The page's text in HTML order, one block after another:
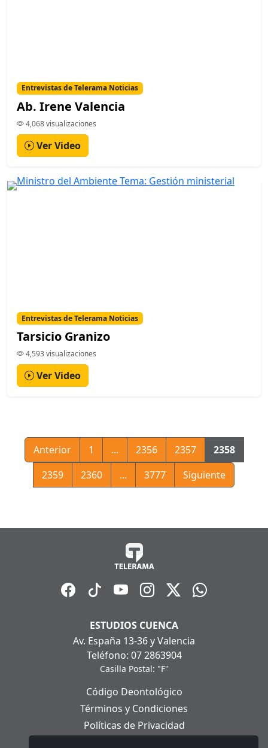
Entrevistas de Telerama Noticias
Ab. Irene Valencia
4,068 visualizaciones
Ver Video
Entrevistas de Telerama Noticias
Tarsicio Granizo
4,593 visualizaciones
Ver Video
Anterior 1 ... 2356 2357
2358
2359
2360 ... 3777 Siguiente
ESTUDIOS CUENCA
Av. España 13-36 y Valencia
Teléfono: 07 2863904
Casilla Postal: "F"
Código Deontológico
Términos y Condiciones
Políticas de Privacidad